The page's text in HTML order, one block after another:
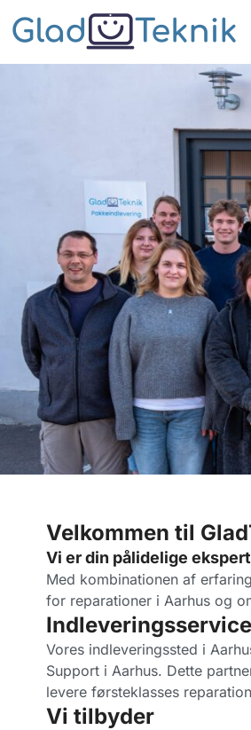
Velkommen til
Vi er din pålidelige
Med kombinationen af
for reparationer i Aarhus og
Vores indleveringssted i
Support i Aarhus. Dette
levere førsteklasses
Vi tilbyder